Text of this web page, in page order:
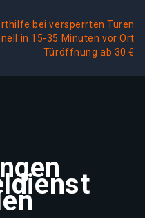
bei versperrten Türen
in 15-35 Minuten vor Ort
Türöffnung ab 30 €